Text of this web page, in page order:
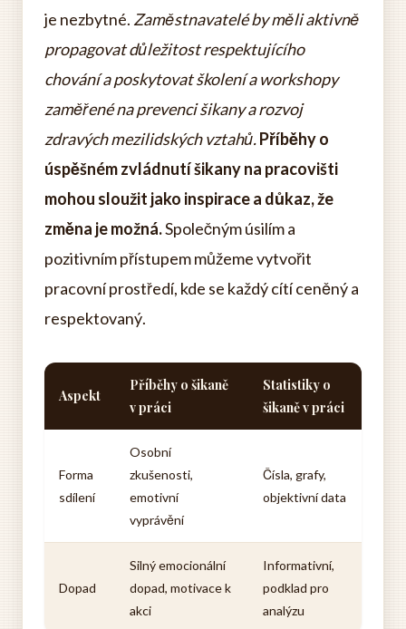
je nezbytné. Zaměstnavatelé by měli aktivně
propagovat důležitost respektujícího
chování a poskytovat školení a workshopy
zaměřené na prevenci šikany a rozvoj
zdravých mezilidských vztahů.Příběhy o
úspěšném zvládnutí šikany na pracovišti
mohou sloužit jako inspirace a důkaz, že
změna je možná.Společným úsilím a
pozitivním přístupem můžeme vytvořit
pracovní prostředí, kde se každý cítí ceněný a
respektovaný.
Aspekt
Příběhy o šikaně
v práci
Statistiky o
šikaně v práci
Forma
sdílení
Osobní
zkušenosti,
emotivní
vyprávění
Čísla, grafy,
objektivní data
Dopad
Silný emocionální
dopad, motivace k
akci
Informativní,
podklad pro
analýzu